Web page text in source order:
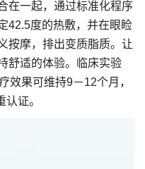
在一起，通过标准化程序
42.5度的热敷，并在眼睑
按摩，排出变质脂质。让
舒适的体验。临床实验
效果可维持9－12个月，
证。